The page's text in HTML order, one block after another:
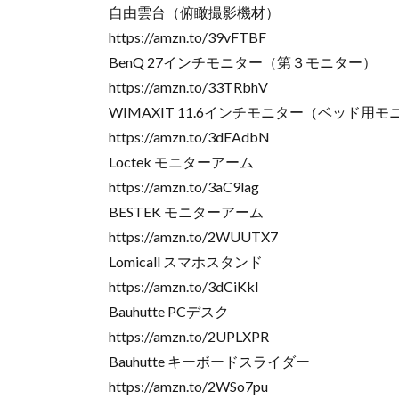
自由雲台（俯瞰撮影機材）
https://amzn.to/39vFTBF
BenQ 27インチモニター（第３モニター）
https://amzn.to/33TRbhV
WIMAXIT 11.6インチモニター（ベッド用モ
https://amzn.to/3dEAdbN
Loctek モニターアーム
https://amzn.to/3aC9lag
BESTEK モニターアーム
https://amzn.to/2WUUTX7
Lomicall スマホスタンド
https://amzn.to/3dCiKkl
Bauhutte PCデスク
https://amzn.to/2UPLXPR
Bauhutte キーボードスライダー
https://amzn.to/2WSo7pu